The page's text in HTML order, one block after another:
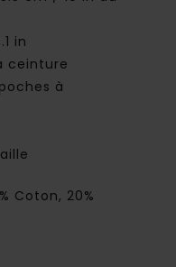
in
ceinture
à
Coton, 20%